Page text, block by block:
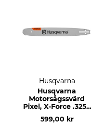
Husqvarna
Husqvarna
Motorsågssvärd
Pixel, X-Force .325",
1,3 mm, 13", 56 DL
599,00 kr